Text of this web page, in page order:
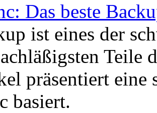
Das beste
ist eines der
Teile
präsentiert eine
basiert.